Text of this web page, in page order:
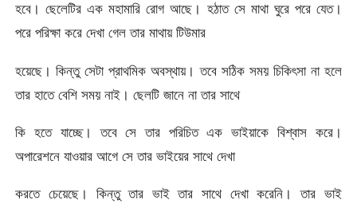
হবে। ছেলেটির এক মহামারি রোগ আছে। হঠাত সে মাথা ঘুরে পরে যেত।
পরে পরিক্ষা করে দেখা গেল তার মাথায় টিউমার
হয়েছে। কিন্তু সেটা প্রাথমিক অবস্থায়। তবে সঠিক সময় চিকিৎসা না হলে
তার হাতে বেশি সময় নাই। ছেলটি জানে না তার সাথে
কি হতে যাচ্ছে। তবে সে তার পরিচিত এক ভাইয়াকে বিশ্বাস করে।
অপারেশনে যাওয়ার আগে সে তার ভাইয়ের সাথে দেখা
করতে চেয়েছে। কিন্তু তার ভাই তার সাথে দেখা করেনি। তার ভাই